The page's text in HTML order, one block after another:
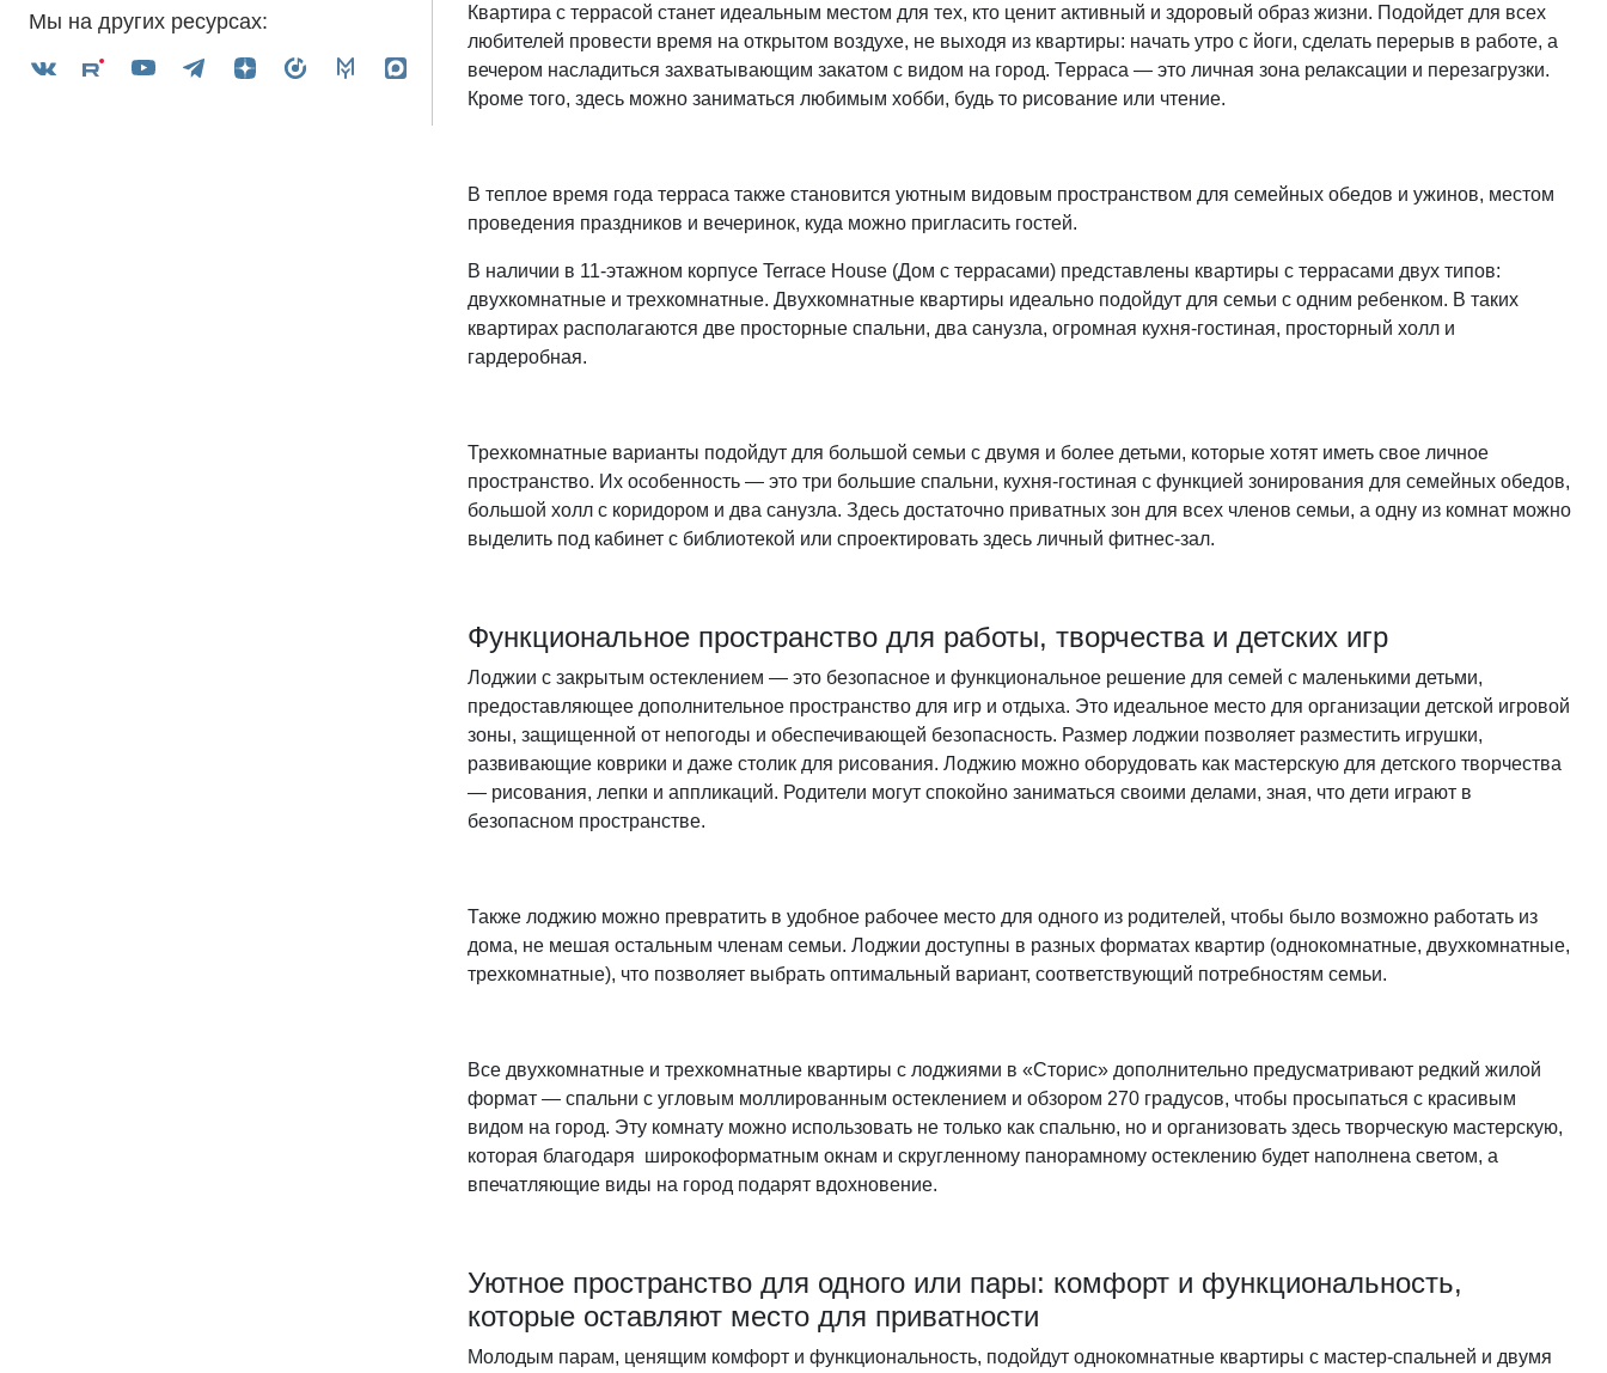
Мы на других ресурсах:
Квартира с террасой станет идеальным местом для тех, кто ценит активный и здоровый образ жизни. Подойдет для всех
любителей провести время на открытом воздухе, не выходя из квартиры: начать утро с йоги, сделать перерыв в работе, а
вечером насладиться захватывающим закатом с видом на город. Терраса — это личная зона релаксации и перезагрузки.
Кроме того, здесь можно заниматься любимым хобби, будь то рисование или чтение.
В теплое время года терраса также становится уютным видовым пространством для семейных обедов и ужинов, местом
проведения праздников и вечеринок, куда можно пригласить гостей.
В наличии в 11-этажном корпусе Terrace House (Дом с террасами) представлены квартиры с террасами двух типов:
двухкомнатные и трехкомнатные. Двухкомнатные квартиры идеально подойдут для семьи с одним ребенком. В таких
квартирах располагаются две просторные спальни, два санузла, огромная кухня-гостиная, просторный холл и
гардеробная.
Трехкомнатные варианты подойдут для большой семьи с двумя и более детьми, которые хотят иметь свое личное
пространство. Их особенность — это три большие спальни, кухня-гостиная с функцией зонирования для семейных обедов,
большой холл с коридором и два санузла. Здесь достаточно приватных зон для всех членов семьи, а одну из комнат можно
выделить под кабинет с библиотекой или спроектировать здесь личный фитнес-зал.
Функциональное пространство для работы, творчества и детских игр
Лоджии с закрытым остеклением — это безопасное и функциональное решение для семей с маленькими детьми,
предоставляющее дополнительное пространство для игр и отдыха. Это идеальное место для организации детской игровой
зоны, защищенной от непогоды и обеспечивающей безопасность. Размер лоджии позволяет разместить игрушки,
развивающие коврики и даже столик для рисования. Лоджию можно оборудовать как мастерскую для детского творчества
— рисования, лепки и аппликаций. Родители могут спокойно заниматься своими делами, зная, что дети играют в
безопасном пространстве.
Также лоджию можно превратить в удобное рабочее место для одного из родителей, чтобы было возможно работать из
дома, не мешая остальным членам семьи. Лоджии доступны в разных форматах квартир (однокомнатные, двухкомнатные,
трехкомнатные), что позволяет выбрать оптимальный вариант, соответствующий потребностям семьи.
Все двухкомнатные и трехкомнатные квартиры с лоджиями в «Сторис» дополнительно предусматривают редкий жилой
формат — спальни с угловым моллированным остеклением и обзором 270 градусов, чтобы просыпаться с красивым
видом на город. Эту комнату можно использовать не только как спальню, но и организовать здесь творческую мастерскую,
которая благодаря широкоформатным окнам и скругленному панорамному остеклению будет наполнена светом, а
впечатляющие виды на город подарят вдохновение.
Уютное пространство для одного или пары: комфорт и функциональность,
которые оставляют место для приватности
Молодым парам, ценящим комфорт и функциональность, подойдут однокомнатные квартиры с мастер-спальней и двумя